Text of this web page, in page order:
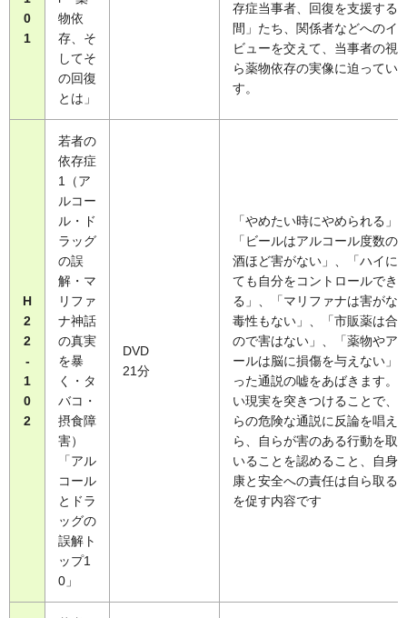
0
1
物依
存、そ
してそ
の回復
とは」
存症当事者、回復を支援する
間」たち、関係者などへのイ
ビューを交えて、当事者の視
ら薬物依存の実像に迫ってい
す。
H
2
2
-
1
0
2
若者の
依存症
1（ア
ルコー
ル・ド
ラッグ
の誤
解・マ
リファ
ナ神話
の真実
を暴
く・タ
バコ・
摂食障
害）
「アル
コール
とドラ
ッグの
誤解ト
ップ1
0」
DVD
21分
「やめたい時にやめられる」
「ビールはアルコール度数の
酒ほど害がない」、「ハイに
ても自分をコントロールでき
る」、「マリファナは害がな
毒性もない」、「市販薬は合
ので害はない」、「薬物やア
ールは脳に損傷を与えない」
った通説の嘘をあばきます。
い現実を突きつけることで、
らの危険な通説に反論を唱え
ら、自らが害のある行動を取
いることを認めること、自身
康と安全への責任は自ら取る
を促す内容です